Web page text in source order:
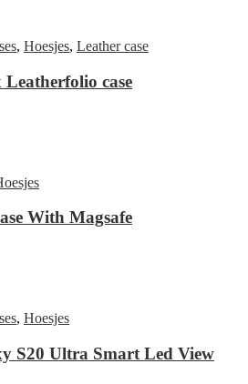
, Hoesjes, Leather case
case
With Magsafe
, Hoesjes
S20 Ultra Smart Led View